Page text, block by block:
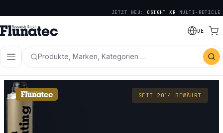
JETZT NEU: OSIGHT XR MULTI-RETICLE
DE
Produkte, Marken, Kategorien …
SEIT 2014 BEWÄHRT